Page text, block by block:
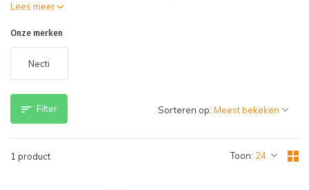
Lees meer
Onze merken
Necti
Filter
1 product Toon:
Sorteren op: